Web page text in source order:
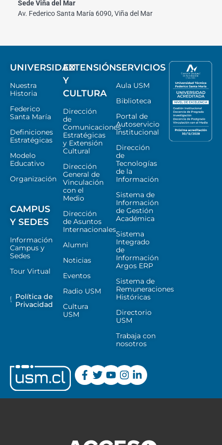
Sede Viña del Mar
Av. Federico Santa María 6090, Viña del Mar
UNIVERSIDAD
Nuestra
Historia
Federico
Santa María
Definiciones
Estratégicas
Modelo
Educativo
Organización
CAMPUS
Y SEDES
Información
Campus y
Sedes
Tour Virtual
Política de
Privacidad
EXTENSIÓN
Y
CULTURA
Dirección
de
Comunicaciones
Estratégicas
y Extensión
Cultural
Dirección
General de
Vinculación
con el
Medio
Dirección
de Asuntos
Internacionales
Alumni
Noticias
Eventos
Radio USM
Cultura
USM
SERVICIOS
Aula USM
Biblioteca
Portal de
Autoservicio
Institucional
Dirección
de
Tecnologías
de la
Información
Sistema de
Información
de Gestión
Académica
Sistema
Integrado
de
Información
Argos ERP
Sistema de
Remuneraciones
Históricas
Directorio
USM
Trabaja con
nosotros